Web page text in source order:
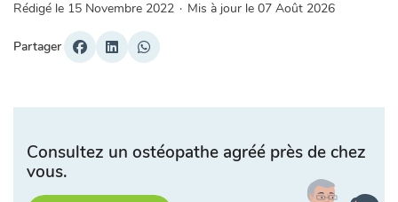
Rédigé le 15 Novembre 2022 · Mis à jour le 07 Août 2026
Partager
Consultez un ostéopathe agréé près de chez
vous.